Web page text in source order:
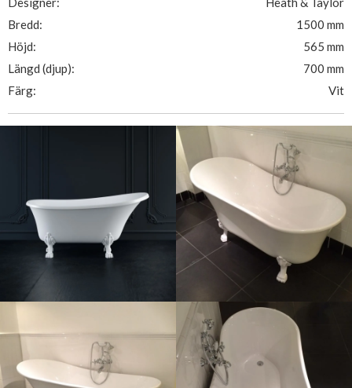
Bredd:
1500 mm
Höjd:
565 mm
Längd (djup):
700 mm
Färg:
Vit